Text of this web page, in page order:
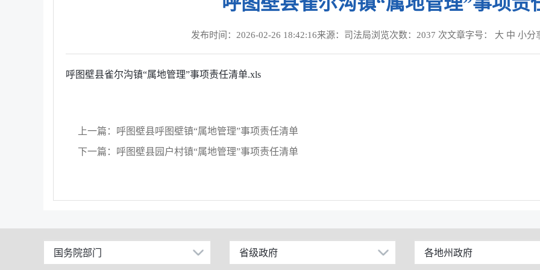
发布时间：2026-02-26 18:42:16来源：司法局浏览次数： 2037 次文章字号： 大 中 小分
呼图壁县雀尔沟镇“属地管理”事项责任清单.xls
上一篇：呼图壁县呼图壁镇“属地管理”事项责任清单
下一篇：​呼图壁县园户村镇“属地管理”事项责任清单
国务院部门
公安部
省级政府
北京
各地州政府
乌鲁木齐市